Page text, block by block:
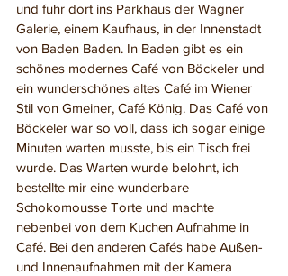
und fuhr dort ins Parkhaus der Wagner
Galerie, einem Kaufhaus, in der Innenstadt
von Baden Baden. In Baden gibt es ein
schönes modernes Café von Böckeler und
ein wunderschönes altes Café im Wiener
Stil von Gmeiner, Café König. Das Café von
Böckeler war so voll, dass ich sogar einige
Minuten warten musste, bis ein Tisch frei
wurde. Das Warten wurde belohnt, ich
bestellte mir eine wunderbare
Schokomousse Torte und machte
nebenbei von dem Kuchen Aufnahme in
Café. Bei den anderen Cafés habe Außen-
und Innenaufnahmen mit der Kamera